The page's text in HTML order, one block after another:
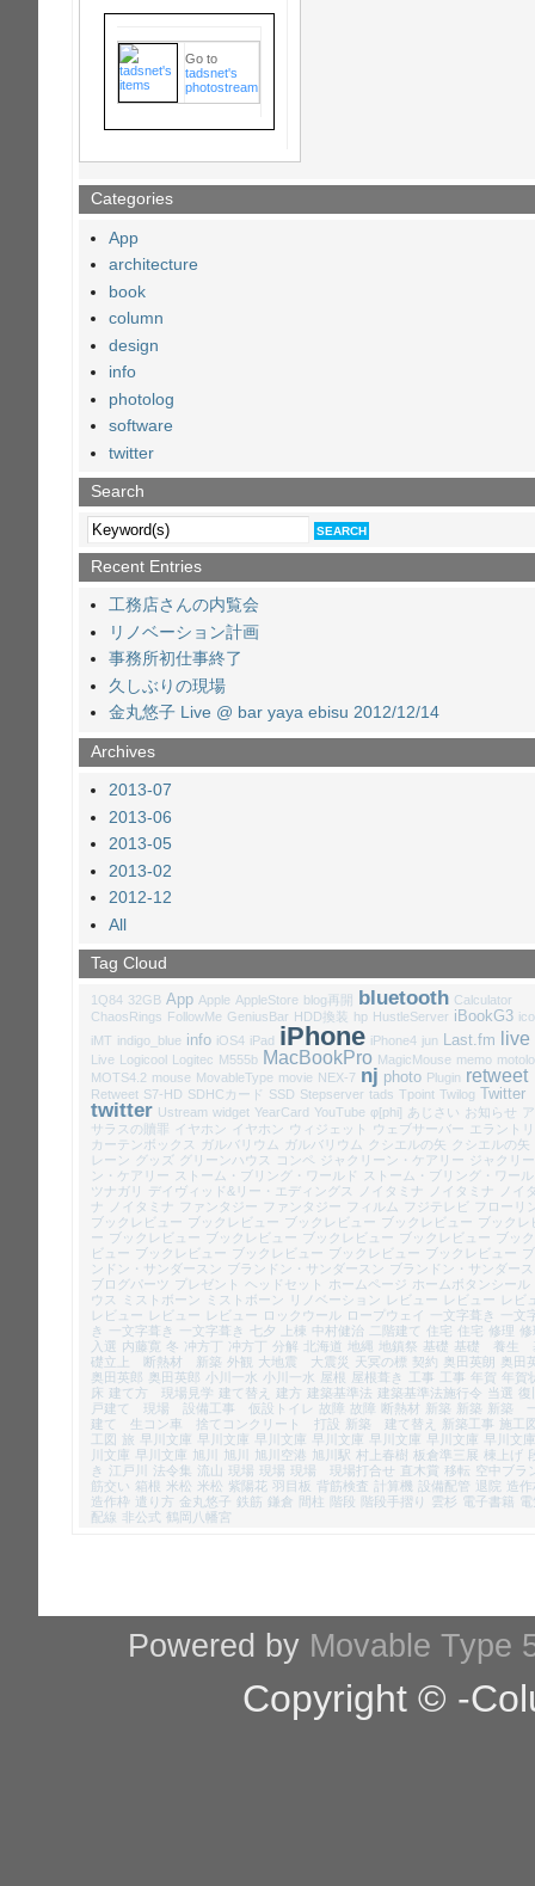
Go to
tadsnet's
photostream
Categories
App
architecture
book
column
design
info
photolog
software
twitter
Search
Recent Entries
工務店さんの内覧会
リノベーション計画
事務所初仕事終了
久しぶりの現場
金丸悠子 Live @ bar yaya ebisu 2012/12/14
Archives
2013-07
2013-06
2013-05
2013-02
2012-12
All
Tag Cloud
1Q84 32GB App Apple AppleStore blog再開 bluetooth Calculator
ChaosRings FollowMe GeniusBar HDD換装 hp HustleServer iBookG3
iMT indigo_blue info iOS4 iPad iPhone iPhone4 jun Last.fm live
Live Logicool Logitec M555b MacBookPro MagicMouse memo
MOTS4.2 mouse MovableType movie NEX-7 nj photo Plugin retweet
Retweet S7-HD SDHCカード SSD Stepserver tads Tpoint Twilog Twitter
twitter Ustream widget YearCard YouTube φ[phi] あじさい お知らせ
サラスの贖罪 イヤホン イヤホン ウィジェット ウェブサーバー
エラント
カーテンボックス
ガルバリウム ガルバリウム クシエルの矢 クシエルの矢
レーン グッズ グリーンハウス コンペ ジャクリーン・ケアリー ジャクリー
ン・ケアリー ストーム・ブリング・ワールド
ストーム・ブリング・ワー
ツナガリ
デイヴィッド&リー・エディングス ノイタミナ ノイタミナ
ノイ
ナ
ノイタミナ ファンタジー ファンタジー フィルム フジテレビ
フローリ
ブックレビュー ブックレビュー ブックレビュー ブックレビュー ブックレ
ー ブックレビュー ブックレビュー ブックレビュー ブックレビュー ブッ
ビュー ブックレビュー ブックレビュー ブックレビュー ブックレビュー
ンドン・サンダースン ブランドン・サンダースン ブランドン・サンダー
ブログパーツ プレゼント ヘッドセット ホームページ ホームボタンシール
ウス
ミストボーン ミストボーン リノベーション レビュー レビュー レビ
レビュー レビュー レビュー ロックウール ロープウェイ 一文字葺き
一文
き
一文字葺き 一文字葺き 七夕 上棟 中村健治 二階建て 住宅 住宅 修理
入選
内藤寛 冬 冲方丁 冲方丁 分解 北海道 地縄 地鎮祭 基礎 基礎 養生
礎立上 断熱材 新築 外観 大地震 大震災 天冥の標 契約 奥田英朗 奥田
奥田英郎 奥田英郎 小川一水 小川一水 屋根 屋根葺き 工事 工事 年賀 年賀
床 建て方 現場見学 建て替え 建方 建築基準法 建築基準法施行令 当選
復
戸建て 現場 設備工事 仮設トイレ 故障 故障 断熱材 新築 新築
新築
建て 生コン車 捨てコンクリート 打設
新築 建て替え 新築工事 施工
工図 旅 早川文庫 早川文庫 早川文庫 早川文庫 早川文庫 早川文庫 早川文庫
川文庫 早川文庫 旭川 旭川 旭川空港 旭川駅 村上春樹 板倉準三展 棟上げ
き
江戸川 法令集 流山 現場 現場 現場 現場打合せ 直木賞 移転 空中ブラ
筋交い 箱根 米松 米松 紫陽花 羽目板 背筋検査 計算機 設備配管 退院 造作
造作枠 遣り方 金丸悠子 鉄筋 鎌倉 間柱 階段 階段手摺り 雲杉 電子書籍
配線 非公式 鶴岡八幡宮
Powered by Movable Type
Copyright © -